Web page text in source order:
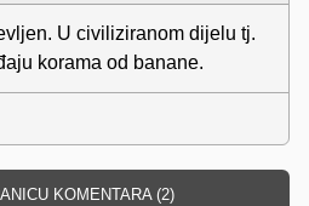
U civiliziranom dijelu tj.
korama od banane.
KOMENTARA (2)